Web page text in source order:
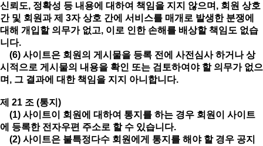
신뢰도, 정확성 등 내용에 대하여 책임을 지지 않으며, 회원 상호
간 및 회원과 제 3자 상호 간에 서비스를 매개로 발생한 분쟁에
대해 개입할 의무가 없고, 이로 인한 손해를 배상할 책임도 없습
니다.
(6) 사이트은 회원의 게시물을 등록 전에 사전심사 하거나 상
시적으로 게시물의 내용을 확인 또는 검토하여야 할 의무가 없으
며, 그 결과에 대한 책임을 지지 아니합니다.
제 21 조 (통지)
(1) 사이트이 회원에 대하여 통지를 하는 경우 회원이 사이트
에 등록한 전자우편 주소로 할 수 있습니다.
(2) 사이트은 불특정다수 회원에게 통지를 해야 할 경우 공지